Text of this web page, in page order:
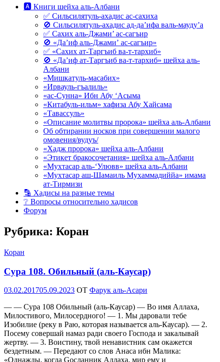
🅰 Книги шейха аль-Албани
✅ Сильсилятуль-ахадис ас-сахиха
🚫 Сильсилятуль-ахадис ад-да’ифа валь-мауду’а
✅ Сахих аль-Джами’ ас-сагъир
🚫 «Да’иф аль-Джами’ ас-сагъир»
✅ «Сахих ат-Таргъиб ва-т-тархиб»
🚫 «Да’иф ат-Таргъиб ва-т-тархиб» шейха аль-
Албани
«Мишкатуль-масабих»
«Ирвауль-гъалиль»
«ас-Сунна» Ибн Абу ‘Асыма
«Китабуль-ильм» хафиза Абу Хайсама
«Тавассуль»
«Описание молитвы пророка» шейха аль-Албани
Об обтирании носков при совершении малого
омовения/вудуъ/
«Хадж пророка» шейха аль-Албани
«Этикет бракосочетания» шейха аль-Албани
«Мухтасар аль-‘Улювв» шейха аль-Албани
«Мухтасар аш-Шамаиль Мухаммадиййа» имама
ат-Тирмизи
🔡 Хадисы на разные темы
❔ Вопросы относительно хадисов
Форум
Рубрика: Коран
Коран
Сура 108. Обильный (аль-Каусар)
Опубликовано
03.02.201705.09.2023 OT Фарук аль-Асари
— — Сура 108 Обильный (аль-Каусар) — Во имя Аллаха,
Милостивого, Милосердного! — 1. Мы даровали тебе
Изобилие (реку в Раю, которая называется аль-Каусар). — 2.
Посему совершай намаз ради своего Господа и закалывай
жертву. — 3. Воистину, твой ненавистник сам окажется
бездетным. — Передают со слов Анаса ибн Малика:
«Однажды, когда Gосланник Аллаха, мир ему и